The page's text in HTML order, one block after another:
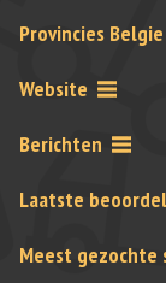
Provincies Belgie
Website
Berichten
Laatste
Meest gezochte